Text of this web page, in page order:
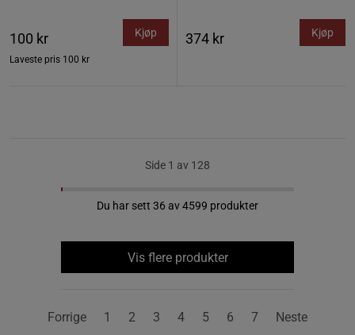
100 kr
Laveste pris 100 kr
Kjøp 374 kr Kjøp
Side 1 av 128
Du har sett 36 av 4599 produkter
Vis flere produkter
Forrige 1 2 3 4 5 6 7 Neste